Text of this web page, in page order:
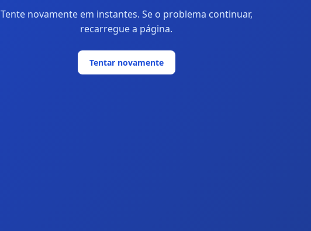
Tente novamente em instantes. Se o problema continuar,
recarregue a página.
Tentar novamente